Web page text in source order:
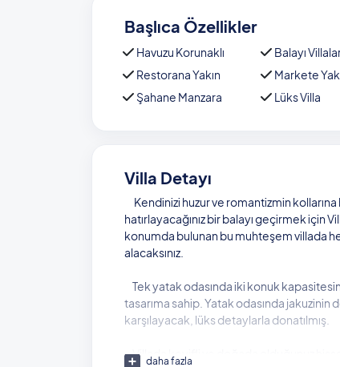
Başlıca Özellikler
Havuzu Korunaklı Balayı
Restorana Yakın
Markete
Şahane Manzara
Lüks Villa
Villa Detayı
Kendinizi huzur ve romantizmin
hatırlayacağınız bir balayı geçirmek için
konumda bulunan bu muhteşem villada
alacaksınız.
Tek yatak odasında iki konuk
tasarıma sahip. Yatak odasında
karşılayacak, lüks detaylarla donatılmış.
Villada keyifli ve doğada olduğunuz
daha fazla